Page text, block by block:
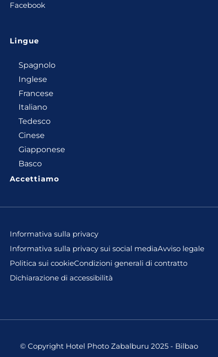
Facebook
Lingue
Spagnolo
Inglese
Francese
Italiano
Tedesco
Cinese
Giapponese
Basco
Accettiamo
Informativa sulla privacy
Informativa sulla privacy sui social mediaAvviso legale
Politica sui cookieCondizioni generali di contratto
Dichiarazione di accessibilità
© Copyright Hotel Photo Zabalburu 2025 - Bilbao